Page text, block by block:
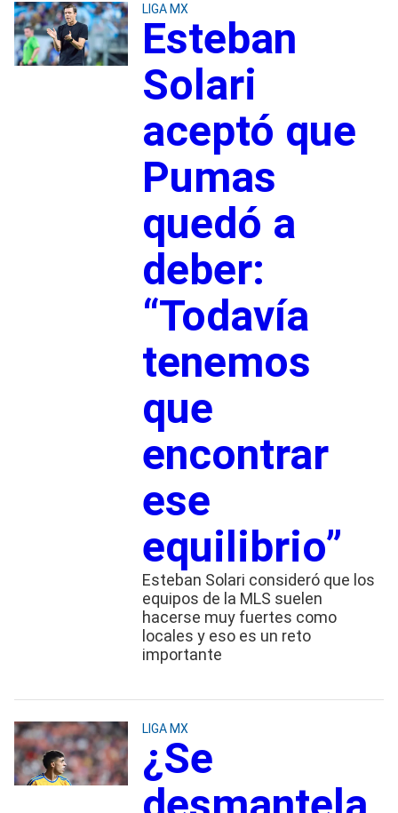
LIGA MX
Esteban
Solari
aceptó que
Pumas
quedó a
deber:
“Todavía
tenemos
que
encontrar
ese
equilibrio”
Esteban Solari consideró que los
equipos de la MLS suelen
hacerse muy fuertes como
locales y eso es un reto
importante
LIGA MX
¿Se